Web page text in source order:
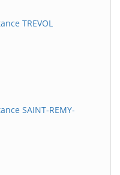
TREVOL
SAINT-REMY-